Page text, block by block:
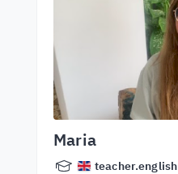
Maria
teacher.english